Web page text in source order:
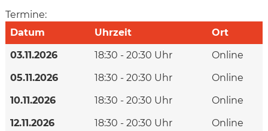
Termine:
Datum
Uhrzeit
Ort
03.11.2026
18:30 - 20:30 Uhr
Online
05.11.2026
18:30 - 20:30 Uhr
Online
10.11.2026
18:30 - 20:30 Uhr
Online
12.11.2026
18:30 - 20:30 Uhr Online